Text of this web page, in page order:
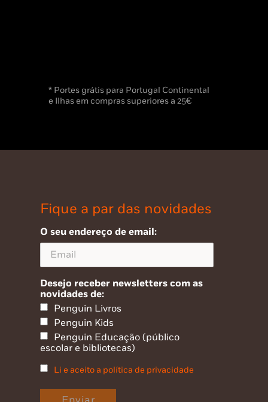
* Portes grátis para Portugal Continental
e Ilhas em compras superiores a 25€
Fique a par das novidades
O seu endereço de email:
Desejo receber newsletters com as
novidades de:
Penguin Livros
Penguin Kids
Penguin Educação (público
escolar e bibliotecas)
Li e aceito a política de privacidade